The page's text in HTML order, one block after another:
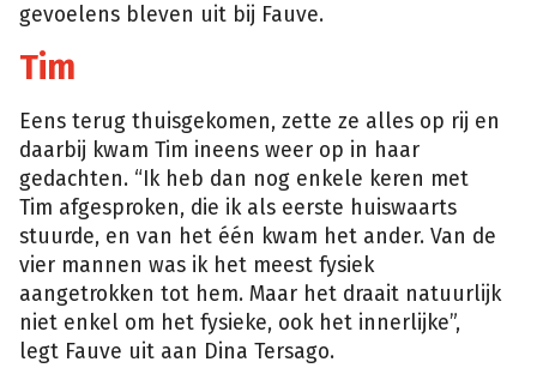
gevoelens bleven uit bij Fauve.
Tim
Eens terug thuisgekomen, zette ze alles op rij en
daarbij kwam Tim ineens weer op in haar
gedachten. “Ik heb dan nog enkele keren met
Tim afgesproken, die ik als eerste huiswaarts
stuurde, en van het één kwam het ander. Van de
vier mannen was ik het meest fysiek
aangetrokken tot hem. Maar het draait natuurlijk
niet enkel om het fysieke, ook het innerlijke”,
legt Fauve uit aan Dina Tersago.